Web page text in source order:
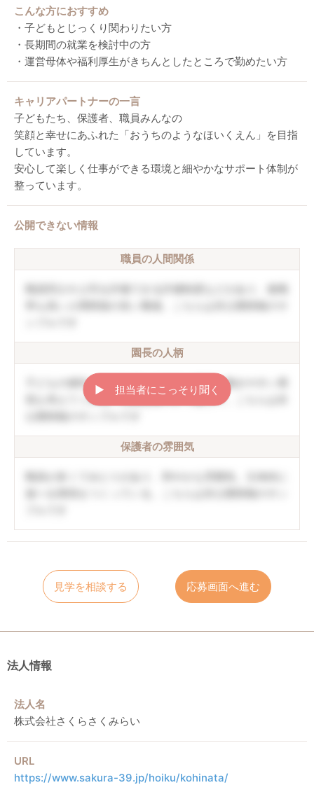
こんな方におすすめ
・子どもとじっくり関わりたい方
・長期間の就業を検討中の方
・運営母体や福利厚生がきちんとしたところで勤めたい方
キャリアパートナーの一言
子どもたち、保護者、職員みんなの
笑顔と幸せにあふれた「おうちのようなほいくえん」を目指
しています。
安心して楽しく仕事ができる環境と細やかなサポート体制が
整っています。
公開できない情報
職員の人間関係
園長の人柄
子どもの個性を伸ばしていく方針。職員の働きやすい環
境も考えてくれる。口調は穏やかで優しい。こちらは非
保護者の雰囲気
▶︎ 担当者にこっそり聞く
見学を相談する 応募画面へ進む
法人情報
法人名
株式会社さくらさくみらい
URL
https://www.sakura-39.jp/hoiku/kohinata/